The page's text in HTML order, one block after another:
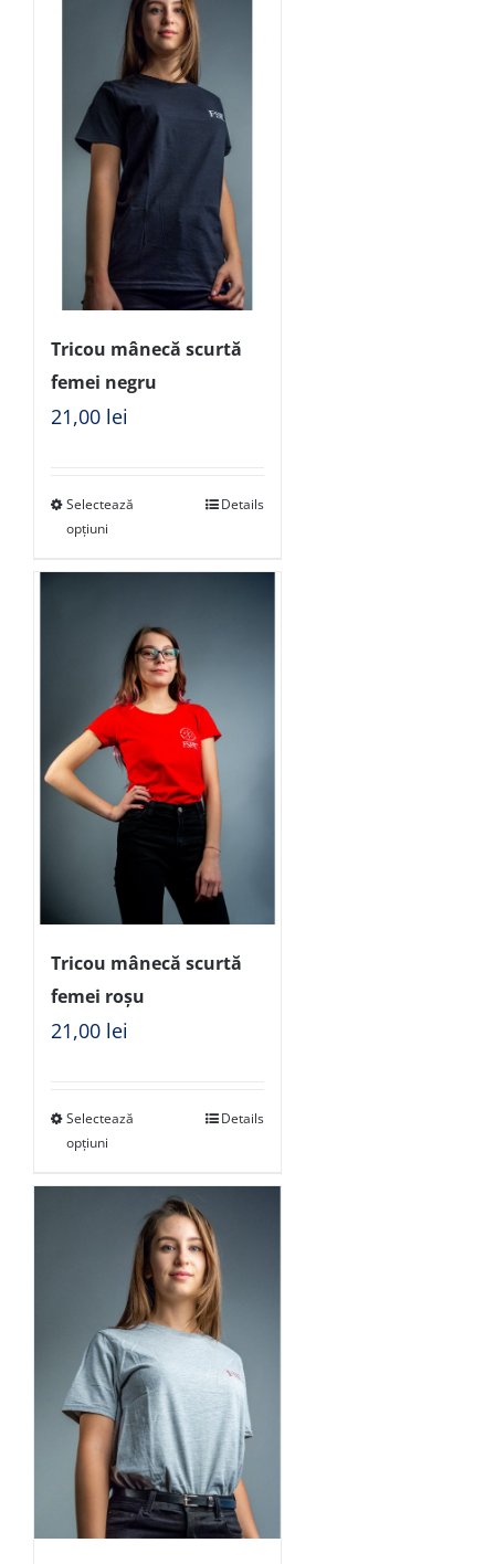
Tricou mânecă scurtă
femei negru
21,00 lei
Selectează
opțiuni
Details
Tricou mânecă scurtă
femei roșu
21,00 lei
Selectează
opțiuni
Details